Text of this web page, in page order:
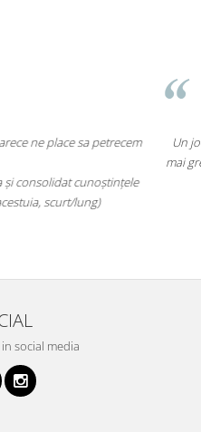
Un joc atât de interesant încât nu
mai grele pană ajungi un vrăjitor la
social media